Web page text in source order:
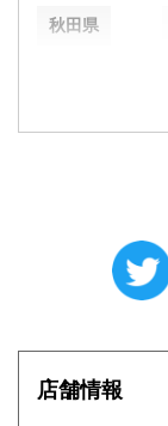
秋田県
栃木県
山梨県
店舗情報